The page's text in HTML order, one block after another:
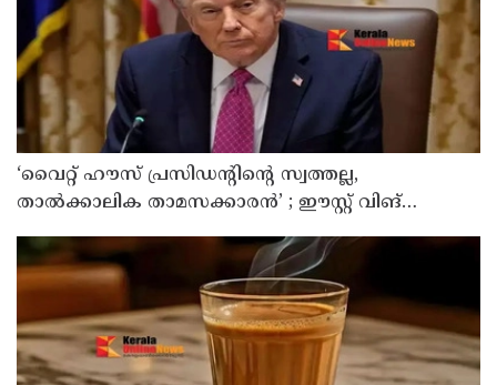
‘വൈറ്റ് ഹൗസ് പ്രസിഡന്റിന്റെ സ്വത്തല്ല,
താൽക്കാലിക താമസക്കാരൻ’ ; ഈസ്റ്റ് വിങ്
പൊളിച്ചുമാറ്റി ബോൾറൂം നിർമിക്കാനുള്ള ട്രംപിന്റെ
നീക്കങ്ങൾക്ക് കോടതിയുടെ സ്റ്റേ